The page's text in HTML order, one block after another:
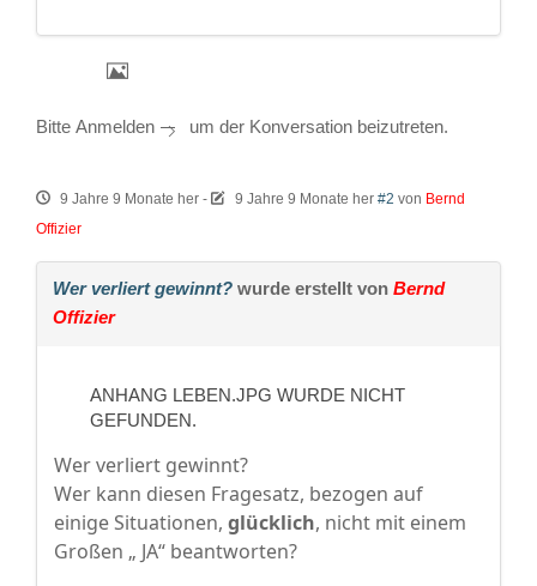
Bitte Anmelden um der Konversation beizutreten.
9 Jahre 9 Monate her - 9 Jahre 9 Monate her #2 von Bernd
Offizier
Wer verliert gewinnt? wurde erstellt von Bernd
Offizier
ANHANG LEBEN.JPG WURDE NICHT
GEFUNDEN.
Wer verliert gewinnt?
Wer kann diesen Fragesatz, bezogen auf
einige Situationen, glücklich, nicht mit einem
Großen „ JA“ beantworten?